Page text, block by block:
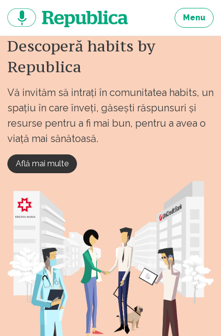
continut
Menu
Descoperă habits by
Republica
Vă invităm să intrați în comunitatea habits, un
spațiu în care înveți, găsești răspunsuri și
resurse pentru a fi mai bun, pentru a avea o
viață mai sănătoasă.
Află mai multe